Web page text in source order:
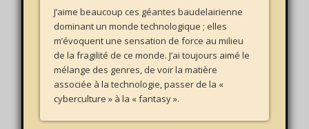
J’aime beaucoup ces géantes baudelairienne
dominant un monde technologique ; elles
m’évoquent une sensation de force au milieu
de la fragilité de ce monde. J’ai toujours aimé le
mélange des genres, de voir la matière
associée à la technologie, passer de la «
cyberculture » à la « fantasy ».